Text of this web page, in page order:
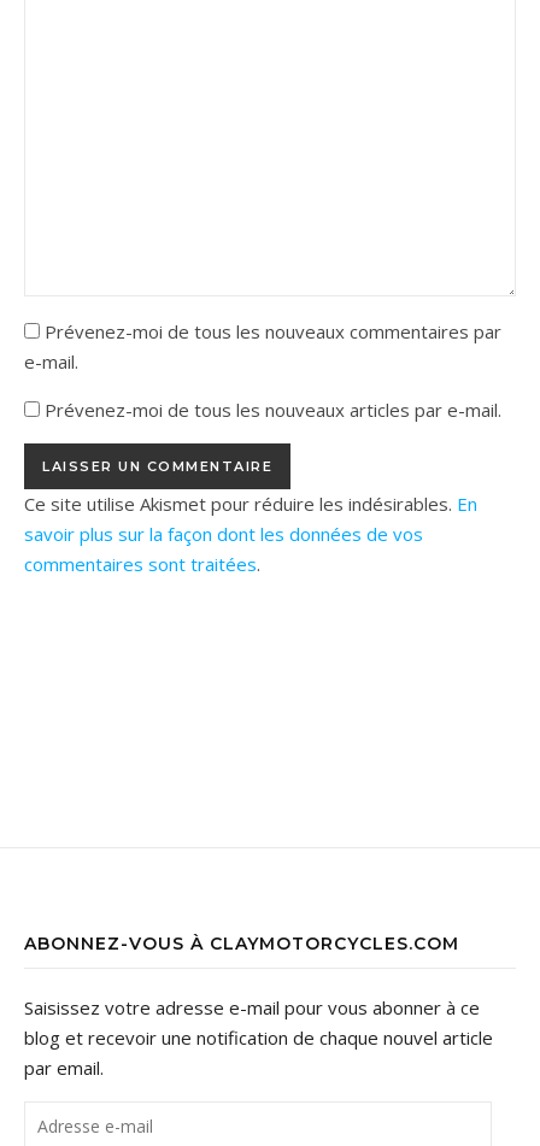
Prévenez-moi de tous les nouveaux commentaires par
e-mail.
Prévenez-moi de tous les nouveaux articles par e-mail.
Ce site utilise Akismet pour réduire les indésirables. En
savoir plus sur la façon dont les données de vos
commentaires sont traitées.
ABONNEZ-VOUS À CLAYMOTORCYCLES.COM
Saisissez votre adresse e-mail pour vous abonner à ce
blog et recevoir une notification de chaque nouvel article
par email.
Adresse e-mail